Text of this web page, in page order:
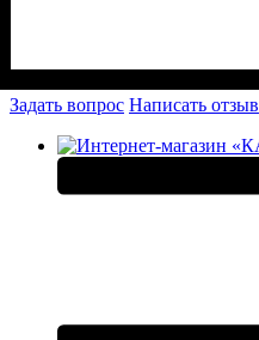
Задать вопрос Написать отзыв